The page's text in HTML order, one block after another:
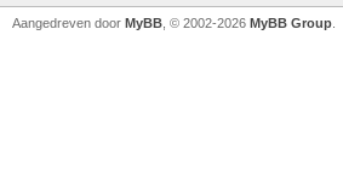
Aangedreven door MyBB , © 2002-2026 MyBB Group